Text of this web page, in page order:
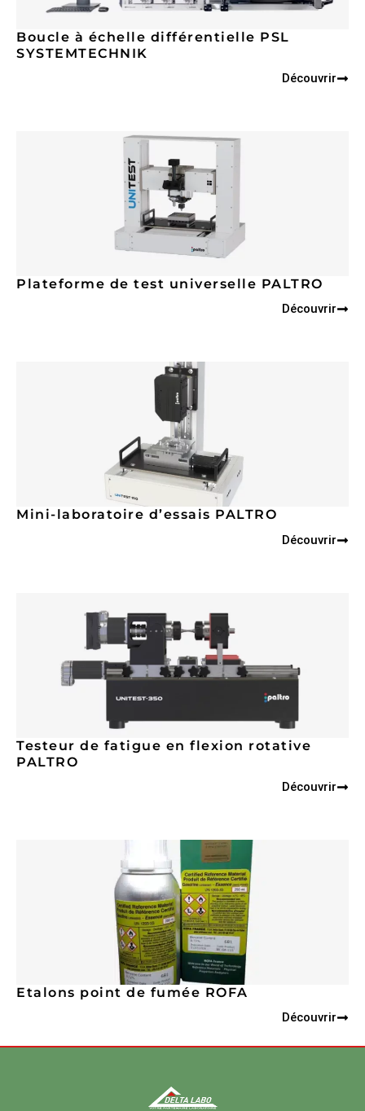
Boucle à échelle différentielle PSL
SYSTEMTECHNIK
Découvrir
Plateforme de test universelle PALTRO
Découvrir
Mini-laboratoire d’essais PALTRO
Découvrir
Testeur de fatigue en flexion rotative
PALTRO
Découvrir
Etalons point de fumée ROFA
Découvrir